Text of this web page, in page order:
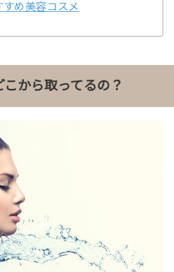
め美容コスメ
から取ってるの？